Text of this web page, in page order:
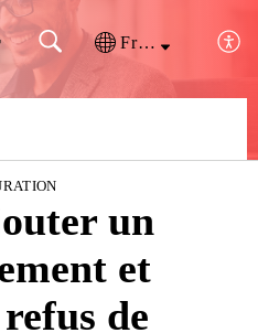
Français (France)
un
et
de